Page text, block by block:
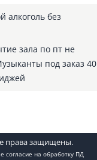
алкоголь без
зала по пт не
под заказ 40
права защищены.
согласие на обработку ПД